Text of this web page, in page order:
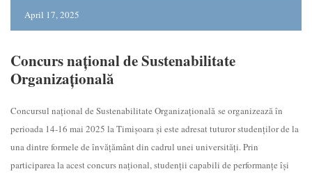
April 17, 2025
Concurs național de Sustenabilitate
Organizațională
Concursul național de Sustenabilitate Organizațională se organizează în
perioada 14-16 mai 2025 la Timișoara și este adresat tuturor studenților de la
una dintre formele de învățământ din cadrul unei universități. Prin
participarea la acest concurs naţional, studenţii capabili de performanţe îşi